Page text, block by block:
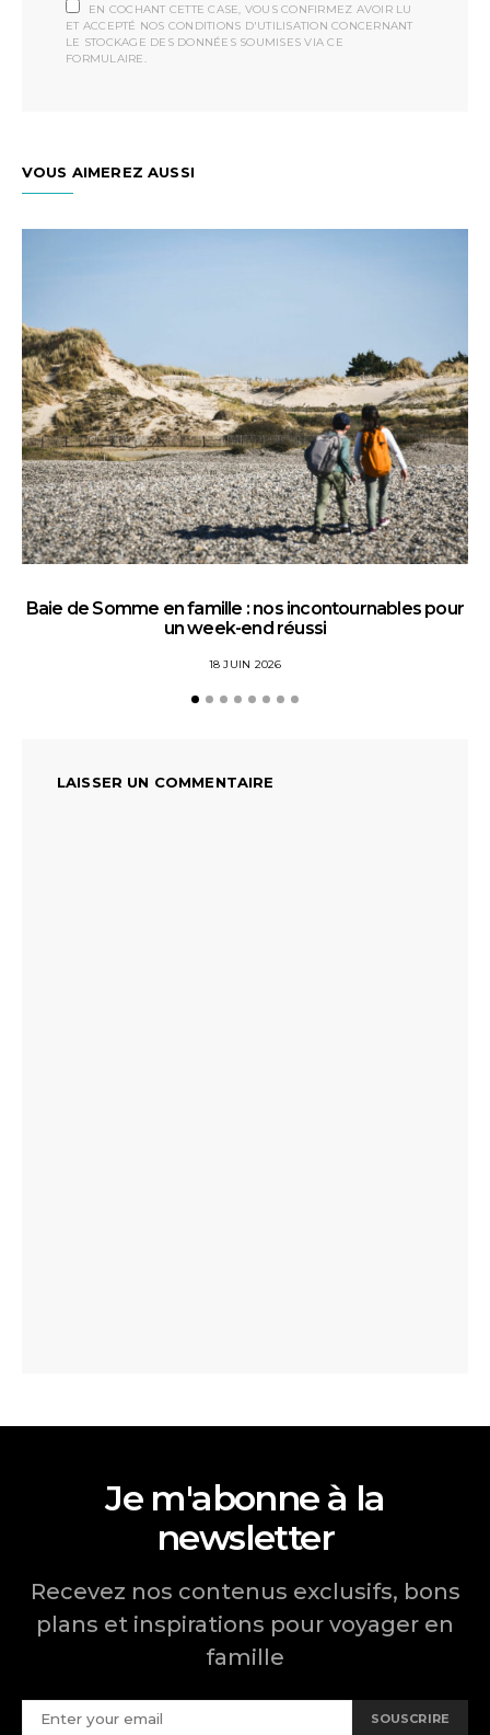
EN COCHANT CETTE CASE, VOUS CONFIRMEZ AVOIR LU
ET ACCEPTÉ NOS CONDITIONS D'UTILISATION CONCERNANT
LE STOCKAGE DES DONNÉES SOUMISES VIA CE
FORMULAIRE.
VOUS AIMEREZ AUSSI
Baie de Somme en famille : nos incontournables pour
un week-end réussi
18 JUIN 2026
LAISSER UN COMMENTAIRE
Je m'abonne à la
newsletter
Recevez nos contenus exclusifs, bons
plans et inspirations pour voyager en
famille
SOUSCRIRE